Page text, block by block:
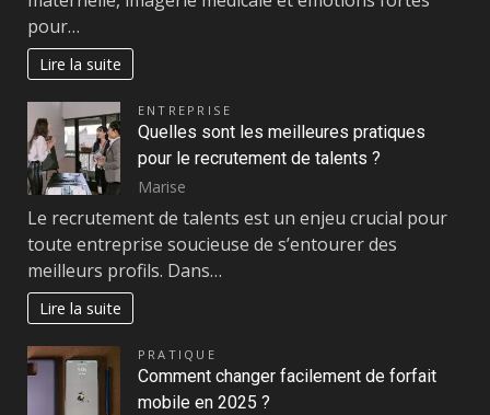
pour…
Lire la suite
ENTREPRISE
Quelles sont les meilleures pratiques
pour le recrutement de talents ?
Marise
Le recrutement de talents est un enjeu crucial pour
toute entreprise soucieuse de s’entourer des
meilleurs profils. Dans…
Lire la suite
PRATIQUE
Comment changer facilement de forfait
mobile en 2025 ?